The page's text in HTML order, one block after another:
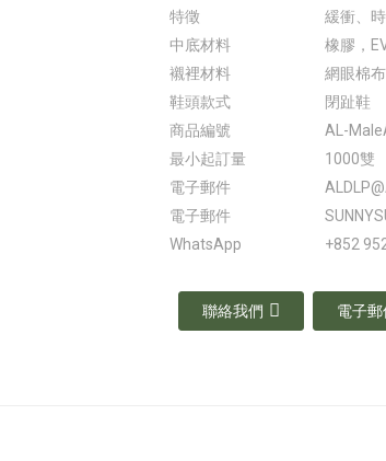
特徵
緩衝、
中底材料
橡膠，
襯裡材料
網眼棉布
鞋頭款式
閉趾鞋
商品編號
AL-
最小起訂量
1000雙
電子郵件
電子郵件
WhatsApp
+852
聯絡我們 電子郵